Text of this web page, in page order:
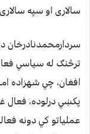
سالاری او سپه
ترڅنګ له سیاسي
افغان، چي شهزاده
پکښي درلوده، فعال
عملیاتو کي دونه